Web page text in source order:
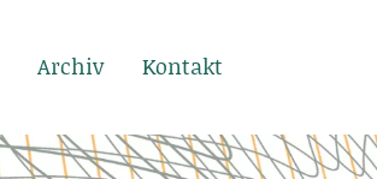
Archiv Kontakt